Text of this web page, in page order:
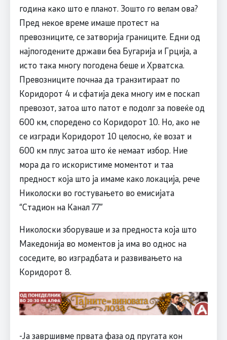
година како што е планот. Зошто го велам ова?
Пред некое време имаше протест на
превозниците, се затворија границите. Едни од
најпогодените држави беа Бугарија и Грција, а
исто така многу погодена беше и Хрватска.
Превозниците почнаа да транзитираат по
Коридорот 4 и сфатија дека многу им е поскап
превозот, затоа што патот е подолг за повеќе од
600 км, споредено со Коридорот 10. Но, ако не
се изгради Коридорот 10 целосно, ќе возат и
600 км плус затоа што ќе немаат избор. Ние
мора да го искористиме моментот и таа
предност која што ја имаме како локација, рече
Николоски во гостувањето во емисијата
“Стадион на Канал 77”
Николоски зборуваше и за предноста која што
Македонија во моментов ја има во однос на
соседите, во изградбата и развивањето на
Коридорот 8.
-Ја завршивме првата фаза од пругата кон